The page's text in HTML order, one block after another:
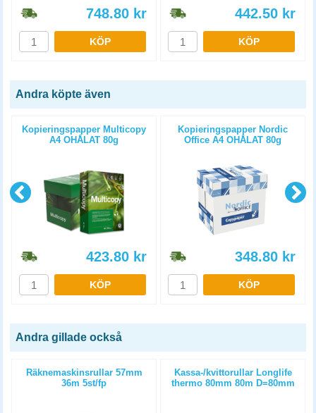
748.80 kr
KÖP
442.50 kr
KÖP
Andra köpte även
Kopieringspapper Multicopy
A4 OHÅLAT 80g
423.80 kr
KÖP
Kopieringspapper Nordic
Office A4 OHÅLAT 80g
348.80 kr
KÖP
Andra gillade också
Räknemaskinsrullar 57mm
36m 5st/fp
Kassa-/kvittorullar Longlife
thermo 80mm 80m D=80mm